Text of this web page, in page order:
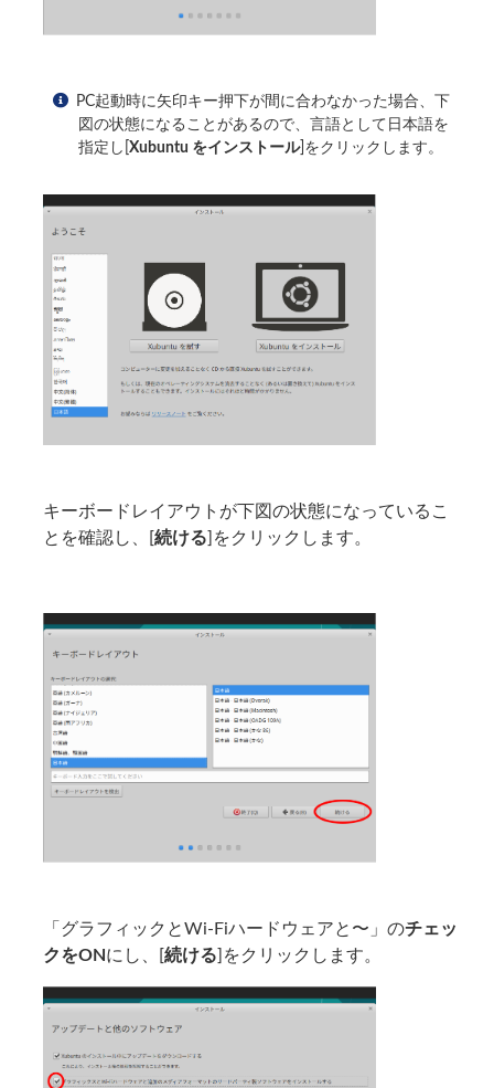
PC起動時に矢印キー押下が間に合わなかった場合、下
図の状態になることがあるので、言語として日本語を
指定し[ Xubuntu をインストール]をクリックします。
キーボードレイアウトが下図の状態になっているこ
とを確認し、[続ける]をクリックします。
「グラフィックとWi-Fiハードウェアと〜」のチェッ
クをONにし、[続ける]をクリックします。